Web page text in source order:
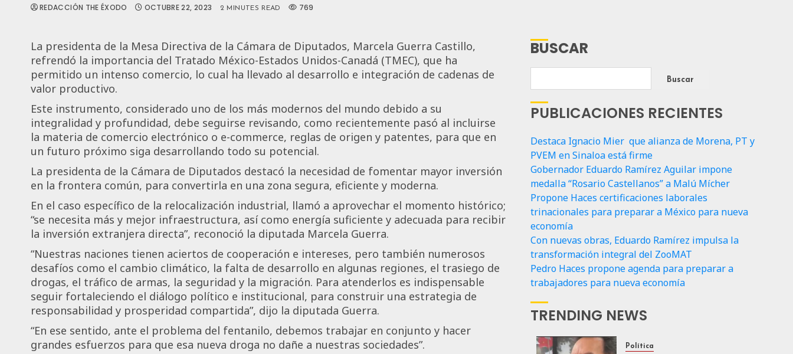
REDACCIÓN THE ÉXODO OCTUBRE 22, 2023 2 MINUTES READ 769
La presidenta de la Mesa Directiva de la Cámara de Diputados, Marcela Guerra Castillo,
refrendó la importancia del Tratado México-Estados Unidos-Canadá (TMEC), que ha
permitido un intenso comercio, lo cual ha llevado al desarrollo e integración de cadenas de
valor productivo.
Este instrumento, considerado uno de los más modernos del mundo debido a su
integralidad y profundidad, debe seguirse revisando, como recientemente pasó al incluirse
la materia de comercio electrónico o e-commerce, reglas de origen y patentes, para que en
un futuro próximo siga desarrollando todo su potencial.
La presidenta de la Cámara de Diputados destacó la necesidad de fomentar mayor inversión
en la frontera común, para convertirla en una zona segura, eficiente y moderna.
En el caso específico de la relocalización industrial, llamó a aprovechar el momento histórico;
“se necesita más y mejor infraestructura, así como energía suficiente y adecuada para recibir
la inversión extranjera directa”, reconoció la diputada Marcela Guerra.
“Nuestras naciones tienen aciertos de cooperación e intereses, pero también numerosos
desafíos como el cambio climático, la falta de desarrollo en algunas regiones, el trasiego de
drogas, el tráfico de armas, la seguridad y la migración. Para atenderlos es indispensable
seguir fortaleciendo el diálogo político e institucional, para construir una estrategia de
responsabilidad y prosperidad compartida”, dijo la diputada Guerra.
“En ese sentido, ante el problema del fentanilo, debemos trabajar en conjunto y hacer
grandes esfuerzos para que esa nueva droga no dañe a nuestras sociedades”.
BUSCAR
Buscar
PUBLICACIONES RECIENTES
Destaca Ignacio Mier que alianza de Morena, PT y
PVEM en Sinaloa está firme
Gobernador Eduardo Ramírez Aguilar impone
medalla “Rosario Castellanos” a Malú Mícher
Propone Haces certificaciones laborales
trinacionales para preparar a México para nueva
economía
Con nuevas obras, Eduardo Ramírez impulsa la
transformación integral del ZooMAT
Pedro Haces propone agenda para preparar a
trabajadores para nueva economía
TRENDING NEWS
Política